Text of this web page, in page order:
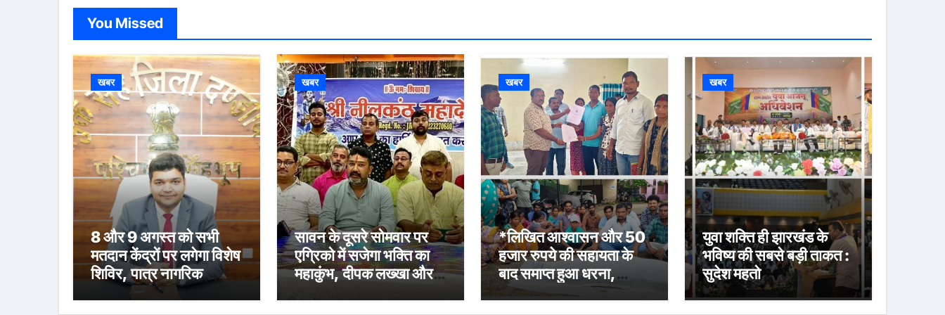
You Missed
खबर
8 और 9 अगस्त को सभी
मतदान केंद्रों पर लगेगा विशेष
शिविर, पात्र नागरिक
फॉर्म-6 और फॉर्म-8 भरें:
उपायुक्त मनीष कुमार
खबर
सावन के दूसरे सोमवार पर
एग्रिको में सजेगा भक्ति का
महाकुंभ, दीपक लख्खा और
संध्या होगी आकर्षण
खबर
*लिखित आश्वासन और 50
हजार रुपये की सहायता के
बाद समाप्त हुआ धरना,
बिजली मिस्त्री रवि चाम्पिया
की मौत पर मुआवजा व नौकरी
खबर
युवा शक्ति ही झारखंड के
भविष्य की सबसे बड़ी ताकत :
सुदेश महतो